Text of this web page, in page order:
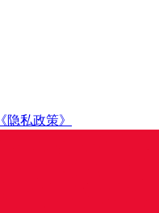
《隐私政策》